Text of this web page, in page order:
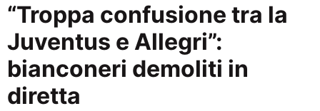
“Troppa confusione tra la
Juventus e Allegri”:
bianconeri demoliti in
diretta